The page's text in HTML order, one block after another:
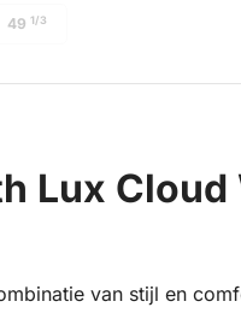
49 1/3
Lux Cloud
van stijl en